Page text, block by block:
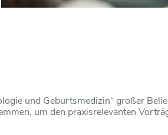
und Geburtsmedizin“ großer
um den praxisrelevanten